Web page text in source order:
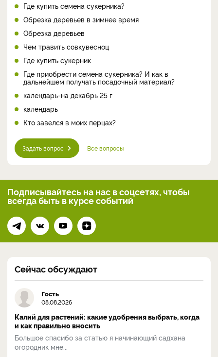
Где купить семена сукерника?
Обрезка деревьев в зимнее время
Обрезка деревьев
Чем травить совкувесноц
Где купить сукерник
Где приобрести семена сукерника? И как в
дальнейшем получать посадочный материал?
календарь-на декабрь 25 г
календарь
Кто завелся в моих перцах?
Задать вопрос Все вопросы
Подписывайтесь на нас в соцсетях, чтобы
всегдабыть в курсе событий
Сейчас обсуждают
Гость
08.08.2026
Калий для растений: какие удобрения выбрать, когда
и как правильно вносить
Большое спасибо за статью я начинающий садхана
огородник мне...